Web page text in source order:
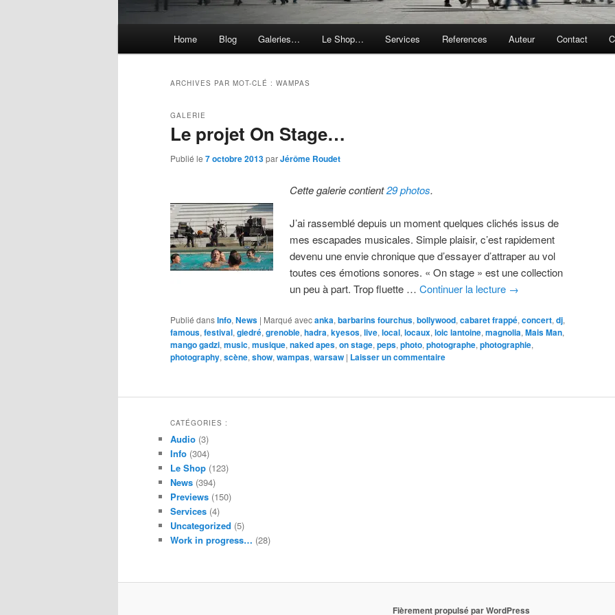
Home Blog Galeries… Le Shop… Services References Auteur Contact
ARCHIVES PAR MOT-CLÉ : WAMPAS
Le projet On Stage…
GALERIE
Publié le 7 octobre 2013parJérôme Roudet
Cette galerie contient29 photos.
J’ai rassemblé depuis un moment quelques clichés issus de
mes escapades musicales. Simple plaisir, c’est rapidement
devenu une envie chronique que d’essayer d’attraper au vol
toutes ces émotions sonores. « On stage » est une collection
un peu à part. Trop fluette …Continuer la lecture →
Publié dansInfo, News | Marqué avecanka, barbarins fourchus, bollywood, cabaret frappé, concert, dj,
famous, festival, giedré, grenoble, hadra, kyesos, live, local, locaux, loic lantoine, magnolia, Mais Man,
mango gadzi, music, musique, naked apes, on stage, peps, photo, photographe, photographie,
photography, scène, show, wampas, warsaw | Laisser un commentaire
CATÉGORIES :
Audio (3)
Info (304)
Le Shop (123)
News (394)
Previews (150)
Services (4)
Uncategorized (5)
Work in progress… (28)
Fièrement propulsé par WordPress